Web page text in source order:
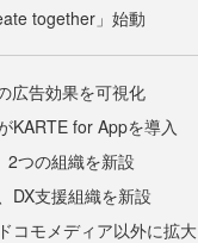
together」始動
広告効果を可視化
KARTE for Appを導入
2つの組織を新設
DX支援組織を新設
コモメディア以外に拡大